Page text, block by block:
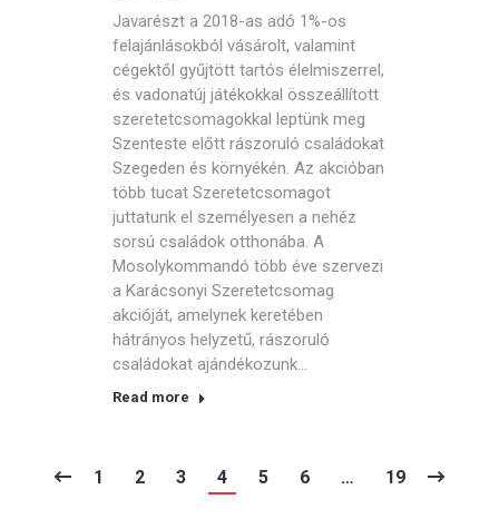
Javarészt a 2018-as adó 1%-os
felajánlásokból vásárolt, valamint
cégektől gyűjtött tartós élelmiszerrel,
és vadonatúj játékokkal összeállított
szeretetcsomagokkal leptünk meg
Szenteste előtt rászoruló családokat
Szegeden és környékén. Az akcióban
több tucat Szeretetcsomagot
juttatunk el személyesen a nehéz
sorsú családok otthonába. A
Mosolykommandó több éve szervezi
a Karácsonyi Szeretetcsomag
akcióját, amelynek keretében
hátrányos helyzetű, rászoruló
családokat ajándékozunk…
Read more
1 2 3 4 5 6 … 19